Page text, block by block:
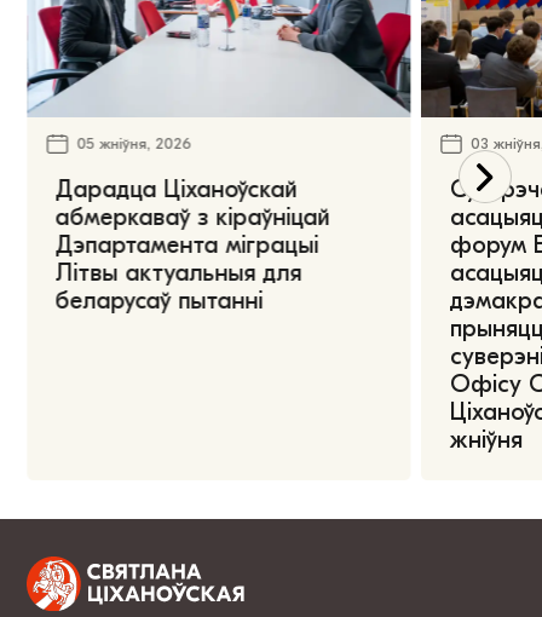
05 жніўня, 2026
Дарадца Ціханоўскай
абмеркаваў з кіраўніцай
Дэпартамента міграцыі
Літвы актуальныя для
беларусаў пытанні
03
форум
Офісу
жніўня